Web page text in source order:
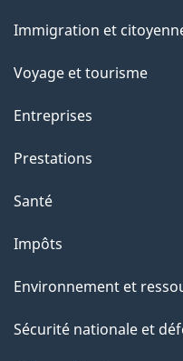
sujets
Immigration et
Voyage et tourisme
Entreprises
Prestations
Santé
Impôts
Environnement et
Sécurité nationale et